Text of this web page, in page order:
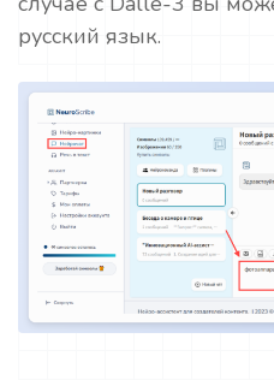
русский язык.